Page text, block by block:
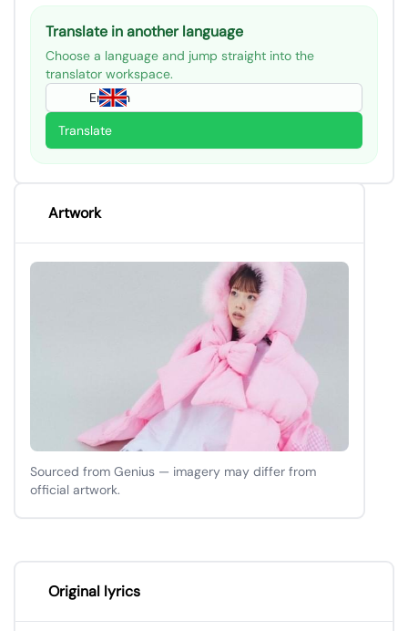
Translate in another language
Choose a language and jump straight into the
translator workspace.
English
Translate
Artwork
Sourced from Genius — imagery may differ from
official artwork.
Original lyrics